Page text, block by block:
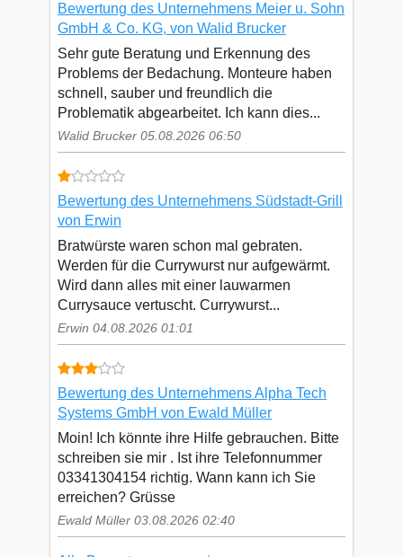
Bewertung des Unternehmens Meier u. Sohn
GmbH & Co. KG, von Walid Brucker
Sehr gute Beratung und Erkennung des
Problems der Bedachung. Monteure haben
schnell, sauber und freundlich die
Problematik abgearbeitet. Ich kann dies...
Walid Brucker 05.08.2026 06:50
Bewertung des Unternehmens Südstadt-Grill
von Erwin
Bratwürste waren schon mal gebraten.
Werden für die Currywurst nur aufgewärmt.
Wird dann alles mit einer lauwarmen
Currysauce vertuscht. Currywurst...
Erwin 04.08.2026 01:01
Bewertung des Unternehmens Alpha Tech
Systems GmbH von Ewald Müller
Moin! Ich könnte ihre Hilfe gebrauchen. Bitte
schreiben sie mir . Ist ihre Telefonnummer
03341304154 richtig. Wann kann ich Sie
erreichen? Grüsse
Ewald Müller 03.08.2026 02:40